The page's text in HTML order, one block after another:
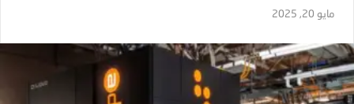
مايو 20, 2025